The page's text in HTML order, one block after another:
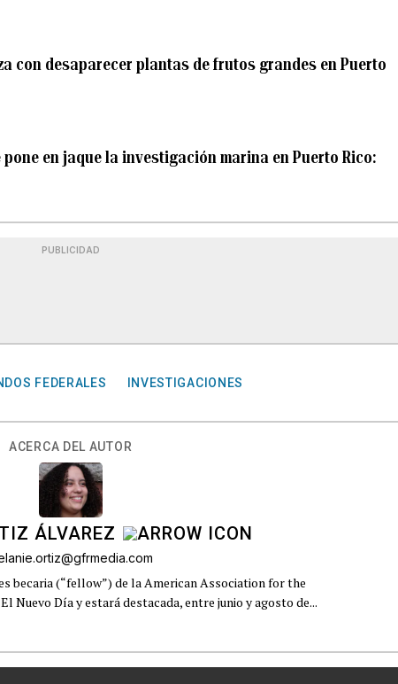
con desaparecer plantas de frutos grandes en Puerto
en jaque la investigación marina en Puerto Rico:
PUBLICIDAD
FEDERALES
INVESTIGACIONES
ACERCA DEL AUTOR
ÁLVAREZ
becaria (“fellow”) de la American Association for the
Nuevo Día y estará destacada, entre junio y agosto de...